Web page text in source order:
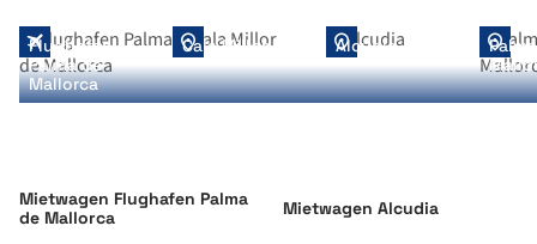
Flughafen
Palma de
Mallorca
Cala Millor Alcudia
Mietwagen Flughafen Palma
de Mallorca
Mietwagen Alcudia